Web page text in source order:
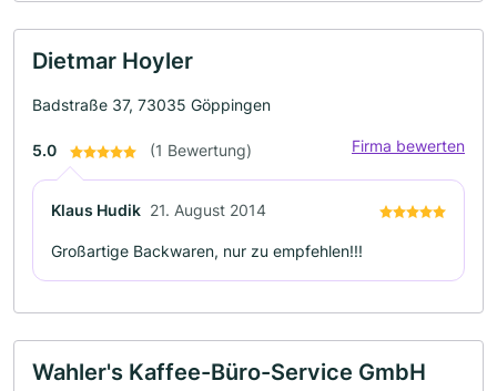
Dietmar Hoyler
Badstraße 37, 73035 Göppingen
5.0 (1 Bewertung) Firma bewerten
Klaus Hudik 21. August 2014
Großartige Backwaren, nur zu empfehlen!!!
Wahler's Kaffee-Büro-Service GmbH